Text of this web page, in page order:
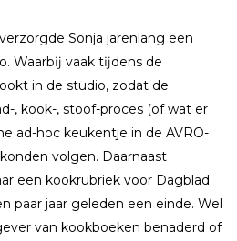
Sonja jarenlang een
Waarbĳ vaak tĳdens de
in de studio, zodat de
, kook-, stoof-proces (of wat er
ad-hoc keukentje in de AVRO-
volgen. Daarnaast
een kookrubriek voor Dagblad
paar jaar geleden een einde. Wel
van kookboeken benaderd of